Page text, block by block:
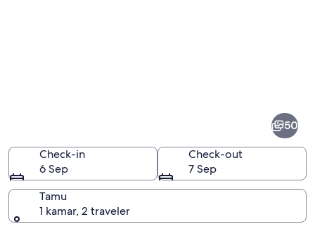
Barbuda
50
Check-in
6 Sep
Check-out
7 Sep
Tamu
1 kamar, 2 traveler